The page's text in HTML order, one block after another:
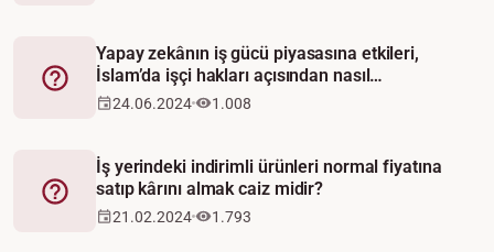
Fetva
Yapay zekânın iş gücü piyasasına etkileri,
İslam’da işçi hakları açısından nasıl
değerlendirilebilir?
24.06.2024 1.008
Fetva
İş yerindeki indirimli ürünleri normal fiyatına
satıp kârını almak caiz midir?
21.02.2024 1.793